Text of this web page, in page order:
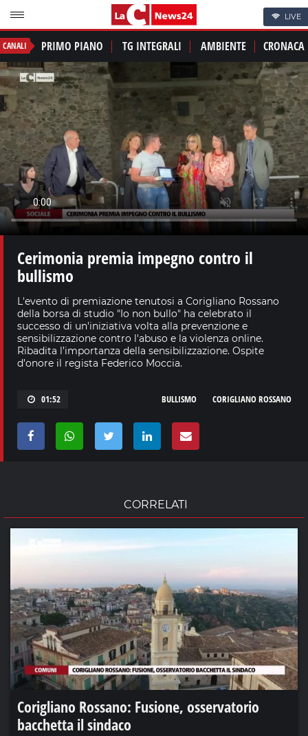
LIVE
CANALI PRIMO PIANO TG INTEGRALI AMBIENTE CRONACA
Cerimonia premia impegno contro il
bullismo
L'evento di premiazione tenutosi a Corigliano Rossano
della borsa di studio "Io non bullo" ha celebrato il
successo di un'iniziativa volta alla prevenzione e
sensibilizzazione contro l'abuso e la violenza online.
Ribadita l’importanza della sensibilizzazione. Ospite
d’onore il regista Federico Moccia.
01:52 CORIGLIANO ROSSANO
BULLISMO
CORRELATI
Corigliano Rossano: Fusione, osservatorio
bacchetta il sindaco